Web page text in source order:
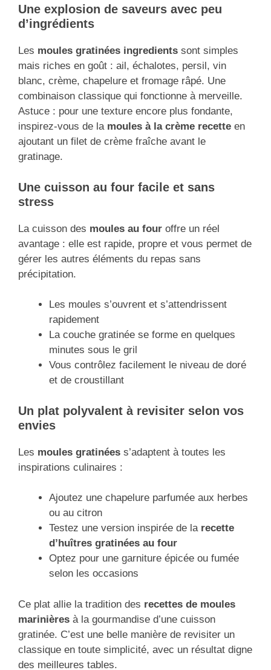
Une explosion de saveurs avec peu
d’ingrédients
Les moules gratinées ingredients sont simples
mais riches en goût : ail, échalotes, persil, vin
blanc, crème, chapelure et fromage râpé. Une
combinaison classique qui fonctionne à merveille.
Astuce : pour une texture encore plus fondante,
inspirez-vous de la moules à la crème recette en
ajoutant un filet de crème fraîche avant le
gratinage.
Une cuisson au four facile et sans
stress
La cuisson des moules au four offre un réel
avantage : elle est rapide, propre et vous permet de
gérer les autres éléments du repas sans
précipitation.
Les moules s’ouvrent et s’attendrissent
rapidement
La couche gratinée se forme en quelques
minutes sous le gril
Vous contrôlez facilement le niveau de doré
et de croustillant
Un plat polyvalent à revisiter selon vos
envies
Les moules gratinées s’adaptent à toutes les
inspirations culinaires :
Ajoutez une chapelure parfumée aux herbes
ou au citron
Testez une version inspirée de la recette
d’huîtres gratinées au four
Optez pour une garniture épicée ou fumée
selon les occasions
Ce plat allie la tradition des recettes de moules
marinières à la gourmandise d’une cuisson
gratinée. C’est une belle manière de revisiter un
classique en toute simplicité, avec un résultat digne
des meilleures tables.